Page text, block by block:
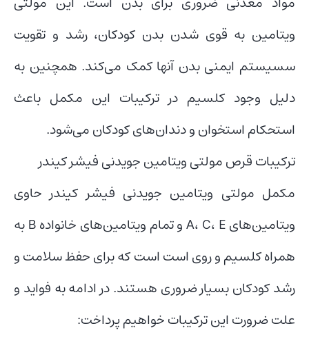
ویتامین به قوی شدن بدن کودکان، رشد و تقویت
سسیستم ایمنی بدن آنها کمک می‌کند. همچنین به
دلیل وجود کلسیم در ترکیبات این مکمل باعث
استحکام استخوان و دندان‌های کودکان می‌شود.
ترکیبات قرص مولتی ویتامین جویدنی فیشر کیندر
مکمل مولتی ویتامین جویدنی فیشر کیندر حاوی
ویتامین‌های A، C، E و تمام ویتامین‌های خانواده B به
همراه کلسیم و روی است است که برای حفظ سلامت و
رشد کودکان بسیار ضروری هستند. در ادامه به فواید و
علت ضرورت این ترکیبات خواهیم پرداخت: